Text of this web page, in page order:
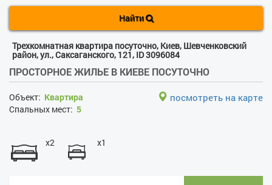
Найти
Трехкомнатная квартира посуточно, Киев, Шевченковский
район, ул., Саксаганского, 121, ID 3096084
ПРОСТОРНОЕ ЖИЛЬЕ В КИЕВЕ ПОСУТОЧНО
Объект: Квартира
Спальных мест: 5
посмотреть на карте
x2 x1